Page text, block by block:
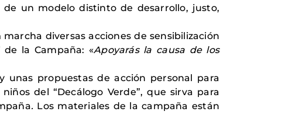
un modelo distinto de desarrollo, justo,
diversas acciones de sensibilización
la Campaña: «Apoyarás la causa de los
propuestas de acción personal para
del “Decálogo Verde”, que sirva para
. Los materiales de la campaña están